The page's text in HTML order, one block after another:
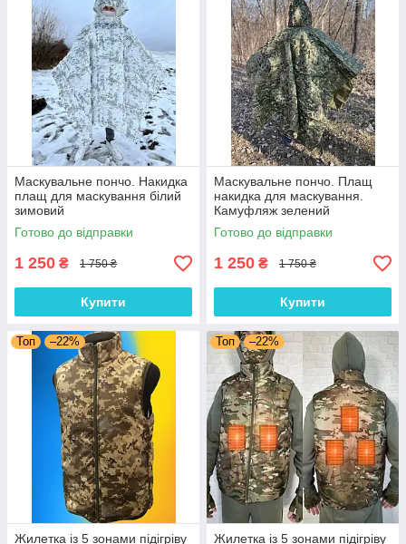
Маскувальне пончо. Накидка
плащ для маскування білий
зимовий
Готово до відправки
1 250 ₴ 1 750 ₴
Купити
Маскувальне пончо. Плащ
накидка для маскування.
Камуфляж зелений
Готово до відправки
1 250 ₴ 1 750 ₴
Купити
Топ –22%
Жилетка із 5 зонами підігріву
Топ –22%
Жилетка із 5 зонами підігріву